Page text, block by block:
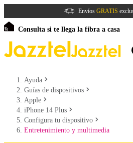
Envíos GRATIS
Consulta si te llega la fibra a casa
Ayuda
Guías de dispositivos
Apple
iPhone 14 Plus
Configura tu dispositivo
Entretenimiento y multimedia